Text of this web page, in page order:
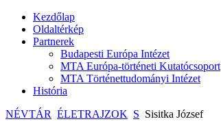
Kezdőlap
Oldaltérkép
Partnerek
Budapesti Európa Intézet
MTA Európa-történeti Kutatócsoport
MTA Történettudományi Intézet
História
NÉVTÁR ÉLETRAJZOK S Sisitka József